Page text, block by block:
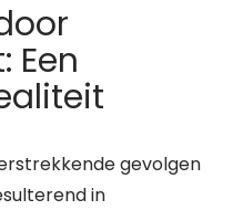
Een
gevolgen
in